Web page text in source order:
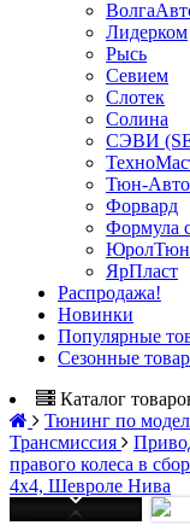
Лидерком
Рысь
Севием
Слотек
Солина
СЭВИ
Тюн-Авто
Форвард
Формула
ЯрПласт
Распродажа!
Новинки
Популярные
Сезонные
Каталог
Тюнинг по
Трансмиссия
правого колеса в
4x4, Шевроле Нива